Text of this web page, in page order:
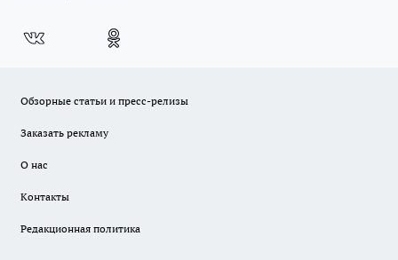
Обзорные статьи и пресс-релизы
Заказать рекламу
О нас
Контакты
Редакционная политика